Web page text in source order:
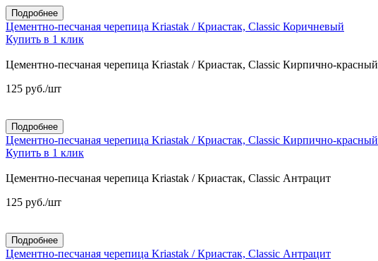
Подробнее
Цементно-песчаная черепица Kriastak / Криастак, Classic Коричневый
Купить в 1 клик
Цементно-песчаная черепица Kriastak / Криастак, Classic Кирпично-красный
125 руб./шт
Подробнее
Цементно-песчаная черепица Kriastak / Криастак, Classic Кирпично-красный
Купить в 1 клик
Цементно-песчаная черепица Kriastak / Криастак, Classic Антрацит
125 руб./шт
Подробнее
Цементно-песчаная черепица Kriastak / Криастак, Classic Антрацит